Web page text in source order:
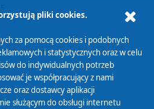
pliki cookies.
za pomocą cookies i podobnych
i statystycznych oraz w celu
do indywidualnych potrzeb
je współpracujący z nami
oraz dostawcy aplikacji
służącym do obsługi internetu